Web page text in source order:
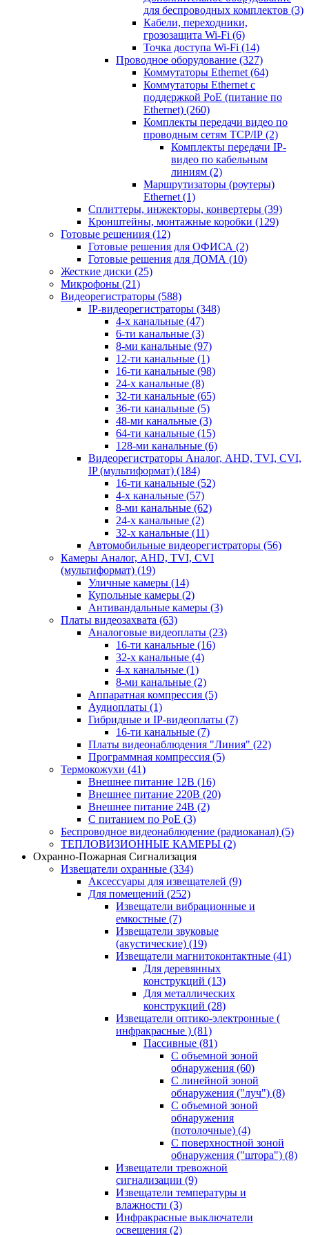
для беспроводных комплектов (3)
Кабели, переходники,
грозозащита Wi-Fi (6)
Точка доступа Wi-Fi (14)
Проводное оборудование (327)
Коммутаторы Ethernet (64)
Коммутаторы Ethernet с
поддержкой PoE (питание по
Ethernet) (260)
Комплекты передачи видео по
проводным сетям TCP/IP (2)
Комплекты передачи IP-
видео по кабельным
линиям (2)
Маршрутизаторы (роутеры)
Ethernet (1)
Сплиттеры, инжекторы, конвертеры (39)
Кронштейны, монтажные коробки (129)
Готовые решениия (12)
Готовые решения для ОФИСА (2)
Готовые решения для ДОМА (10)
Жесткие диски (25)
Микрофоны (21)
Видеорегистраторы (588)
IP-видеорегистраторы (348)
4-х канальные (47)
6-ти канальные (3)
8-ми канальные (97)
12-ти канальные (1)
16-ти канальные (98)
24-х канальные (8)
32-ти канальные (65)
36-ти канальные (5)
48-ми канальные (3)
64-ти канальные (15)
128-ми канальные (6)
Видеорегистраторы Аналог, AHD, TVI, CVI,
IP (мультиформат) (184)
16-ти канальные (52)
4-х канальные (57)
8-ми канальные (62)
24-х канальные (2)
32-х канальные (11)
Автомобильные видеорегистраторы (56)
Камеры Аналог, AHD, TVI, CVI
(мультиформат) (19)
Уличные камеры (14)
Купольные камеры (2)
Антивандальные камеры (3)
Платы видеозахвата (63)
Аналоговые видеоплаты (23)
16-ти канальные (16)
32-х канальные (4)
4-х канальные (1)
8-ми канальные (2)
Аппаратная компрессия (5)
Аудиоплаты (1)
Гибридные и IP-видеоплаты (7)
16-ти канальные (7)
Платы видеонаблюдения "Линия" (22)
Программная компрессия (5)
Термокожухи (41)
Внешнее питание 12В (16)
Внешнее питание 220В (20)
Внешнее питание 24В (2)
С питанием по PoE (3)
Беспроводное видеонаблюдение (радиоканал) (5)
ТЕПЛОВИЗИОННЫЕ КАМЕРЫ (2)
Охранно-Пожарная Сигнализация
Извещатели охранные (334)
Аксессуары для извещателей (9)
Для помещений (252)
Извещатели вибрационные и
емкостные (7)
Извещатели звуковые
(акустические) (19)
Извещатели магнитоконтактные (41)
Для деревянных
конструкций (13)
Для металлических
конструкций (28)
Извещатели оптико-электронные (
инфракрасные ) (81)
Пассивные (81)
С объемной зоной
обнаружения (60)
С линейной зоной
обнаружения ("луч") (8)
С объемной зоной
обнаружения
(потолочные) (4)
С поверхностной зоной
обнаружения ("штора") (8)
Извещатели тревожной
сигнализации (9)
Извещатели температуры и
влажности (3)
Инфракрасные выключатели
освещения (2)